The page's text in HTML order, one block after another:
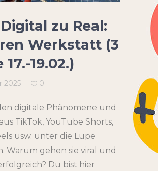
zu Real:
Werkstatt (3
17.-19.02.)
2025 0
digitale Phänomene und
TikTok, YouTube Shorts,
usw. unter die Lupe
Warum gehen sie viral und
Du bist hier